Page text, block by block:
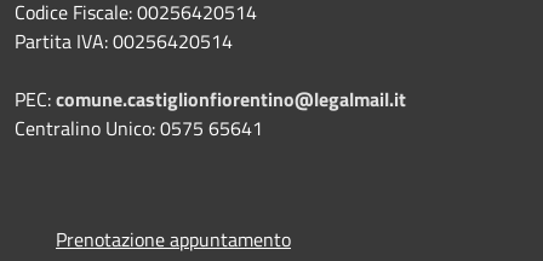
Codice Fiscale: 00256420514
Partita IVA: 00256420514
PEC:comune.castiglionfiorentino@legalmail.it
Centralino Unico: 0575 65641
Prenotazione appuntamento